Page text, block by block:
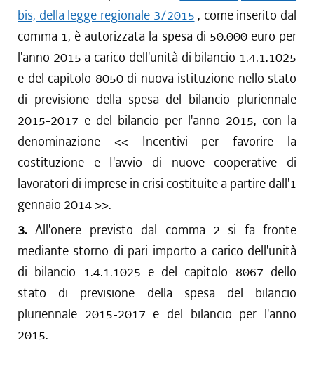
bis, della legge regionale 3/2015 , come inserito dal
comma 1, è autorizzata la spesa di 50.000 euro per
l'anno 2015 a carico dell'unità di bilancio 1.4.1.1025
e del capitolo 8050 di nuova istituzione nello stato
di previsione della spesa del bilancio pluriennale
2015-2017 e del bilancio per l'anno 2015, con la
denominazione << Incentivi per favorire la
costituzione e I'avvio di nuove cooperative di
lavoratori di imprese in crisi costituite a partire dall'1
gennaio 2014>>.
3.All'onere previsto dal comma 2 si fa fronte
mediante storno di pari importo a carico dell'unità
di bilancio 1.4.1.1025 e del capitolo 8067 dello
stato di previsione della spesa del bilancio
pluriennale 2015-2017 e del bilancio per l'anno
2015.